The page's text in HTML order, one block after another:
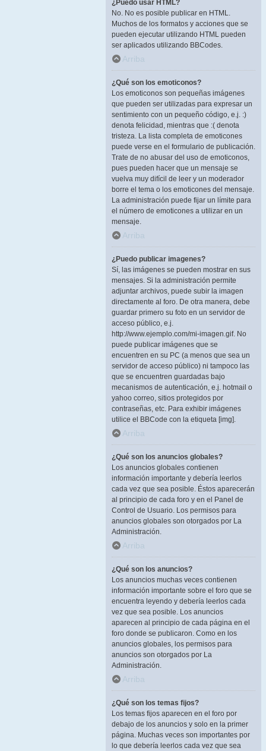
¿Puedo usar HTML?
No. No es posible publicar en HTML.
Muchos de los formatos y acciones que se
pueden ejecutar utilizando HTML pueden
ser aplicados utilizando BBCodes.
Arriba
¿Qué son los emoticonos?
Los emoticonos son pequeñas imágenes
que pueden ser utilizadas para expresar un
sentimiento con un pequeño código, e.j. :)
denota felicidad, mientras que :( denota
tristeza. La lista completa de emoticones
puede verse en el formulario de publicación.
Trate de no abusar del uso de emoticonos,
pues pueden hacer que un mensaje se
vuelva muy difícil de leer y un moderador
borre el tema o los emoticones del mensaje.
La administración puede fijar un límite para
el número de emoticones a utilizar en un
mensaje.
Arriba
¿Puedo publicar imagenes?
Sí, las imágenes se pueden mostrar en sus
mensajes. Si la administración permite
adjuntar archivos, puede subir la imagen
directamente al foro. De otra manera, debe
guardar primero su foto en un servidor de
acceso público, e.j.
http://www.ejemplo.com/mi-imagen.gif. No
puede publicar imágenes que se
encuentren en su PC (a menos que sea un
servidor de acceso público) ni tampoco las
que se encuentren guardadas bajo
mecanismos de autenticación, e.j. hotmail o
yahoo correo, sitios protegidos por
contraseñas, etc. Para exhibir imágenes
utilice el BBCode con la etiqueta [img].
Arriba
¿Qué son los anuncios globales?
Los anuncios globales contienen
información importante y debería leerlos
cada vez que sea posible. Éstos aparecerán
al principio de cada foro y en el Panel de
Control de Usuario. Los permisos para
anuncios globales son otorgados por La
Administración.
Arriba
¿Qué son los anuncios?
Los anuncios muchas veces contienen
información importante sobre el foro que se
encuentra leyendo y debería leerlos cada
vez que sea posible. Los anuncios
aparecen al principio de cada página en el
foro donde se publicaron. Como en los
anuncios globales, los permisos para
anuncios son otorgados por La
Administración.
Arriba
¿Qué son los temas fijos?
Los temas fijos aparecen en el foro por
debajo de los anuncios y solo en la primer
página. Muchas veces son importantes por
lo que debería leerlos cada vez que sea